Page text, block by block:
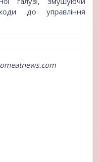
до управління